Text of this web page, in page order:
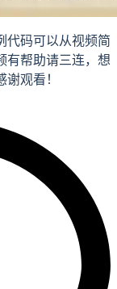
代码可以从视频简
有帮助请三连，想
观看！